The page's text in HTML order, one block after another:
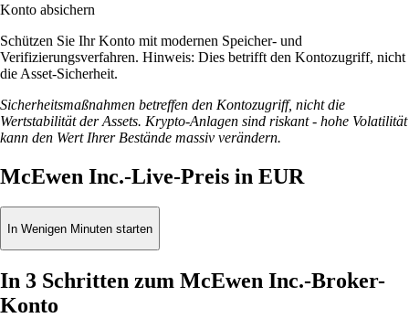
Konto absichern
Schützen Sie Ihr Konto mit modernen Speicher- und
Verifizierungsverfahren. Hinweis: Dies betrifft den Kontozugriff, nicht
die Asset-Sicherheit.
Sicherheitsmaßnahmen betreffen den Kontozugriff, nicht die
Wertstabilität der Assets. Krypto-Anlagen sind riskant - hohe Volatilität
kann den Wert Ihrer Bestände massiv verändern.
McEwen Inc.-Live-Preis in EUR
In Wenigen Minuten starten
In 3 Schritten zum McEwen Inc.-Broker-
Konto